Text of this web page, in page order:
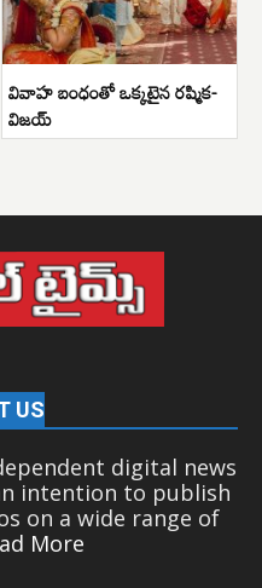
వివాహ బంధంతో ఒక్కటైన రష్మిక-
విజయ్
US
digital news
intention to publish
on a wide range of
More